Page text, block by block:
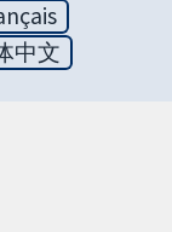
中文